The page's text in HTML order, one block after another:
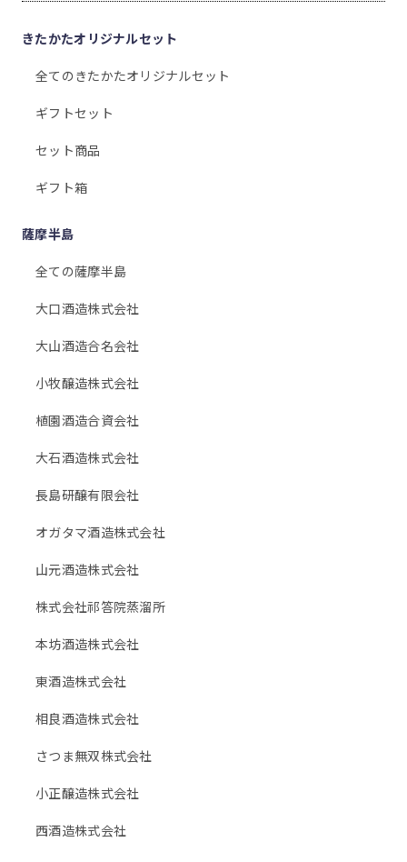
きたかたオリジナルセット
全てのきたかたオリジナルセット
ギフトセット
セット商品
ギフト箱
薩摩半島
全ての薩摩半島
大口酒造株式会社
大山酒造合名会社
小牧醸造株式会社
植園酒造合資会社
大石酒造株式会社
長島研醸有限会社
オガタマ酒造株式会社
山元酒造株式会社
株式会社祁答院蒸溜所
本坊酒造株式会社
東酒造株式会社
相良酒造株式会社
さつま無双株式会社
小正醸造株式会社
西酒造株式会社